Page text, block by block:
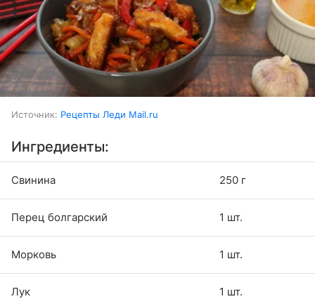
Источник: Рецепты Леди Mail.ru
Ингредиенты:
Свинина 250 г
Перец болгарский 1 шт.
Морковь 1 шт.
Лук 1 шт.